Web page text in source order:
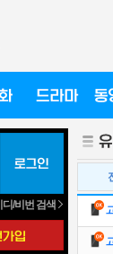
디/비번 검색